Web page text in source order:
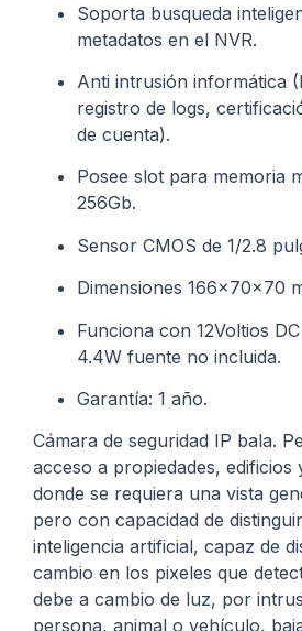
Soporta busqueda
metadatos en el NVR.
Anti intrusión informática
registro de logs,
de cuenta).
Posee slot para memoria
256Gb.
Sensor CMOS de 1/2.8
Dimensiones 166x70x70
Funciona con 12Voltios
4.4W fuente no incluida.
Garantía: 1 año.
Cámara de seguridad IP bala.
acceso a propiedades, edificios
donde se requiera una vista
pero con capacidad de
inteligencia artificial, capaz de
cambio en los pixeles que
debe a cambio de luz, por
persona, animal o vehículo,